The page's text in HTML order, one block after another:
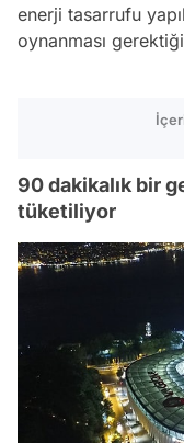
enerji tasarrufu
oynanması
90 dakikalık bir
tüketiliyor